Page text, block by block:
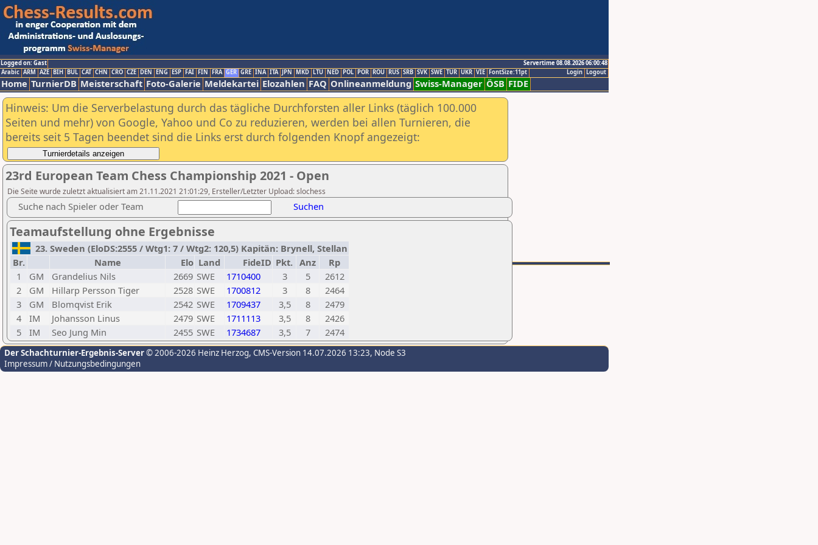
Logged on: Gast
Servertime 08.08.2026 06:00:48
Logout
Login
Arabic ARM AZE BIH BUL CAT CHN CRO CZE DEN ENG ESP FAI FIN FRA GER GRE INA ITA JPN MKD LTU NED POL POR ROU RUS SRB SVK SWE TUR UKR VIE FontSize:11pt
Home TurnierDB Meisterschaft Foto-Galerie Meldekartei Elozahlen FAQ Onlineanmeldung Swiss-Manager ÖSB FIDE
Hinweis: Um die Serverbelastung durch das tägliche Durchforsten aller Links (täglich 100.000
Seiten und mehr) von Google, Yahoo und Co zu reduzieren, werden bei allen Turnieren, die
bereits seit 5 Tagen beendet sind die Links erst durch folgenden Knopf angezeigt:
23rd European Team Chess Championship 2021 - Open
Die Seite wurde zuletzt aktualisiert am 21.11.2021 21:01:29, Ersteller/Letzter Upload: slochess
Suche nach Spieler oder Team Suchen
Teamaufstellung ohne Ergebnisse
23. Sweden (EloDS:2555 / Wtg1: 7 / Wtg2: 120,5) Kapitän: Brynell, Stellan
Br.
Name Elo Land FideID Pkt. Anz
Rp
1
GM Grandelius Nils 2669 SWE 1710400 3 5
2612
2
GM Hillarp Persson Tiger 2528 SWE 1700812 3 8
2464
3
GM Blomqvist Erik 2542 SWE 1709437 3,5 8
2479
4
IM Johansson Linus 2479 SWE 1711113 3,5 8
2426
5
IM Seo Jung Min 2455 SWE 1734687 3,5 7 2474
Der Schachturnier-Ergebnis-Server© 2006-2026 Heinz Herzog, CMS-Version 14.07.2026 13:23, Node S3
Impressum / Nutzungsbedingungen